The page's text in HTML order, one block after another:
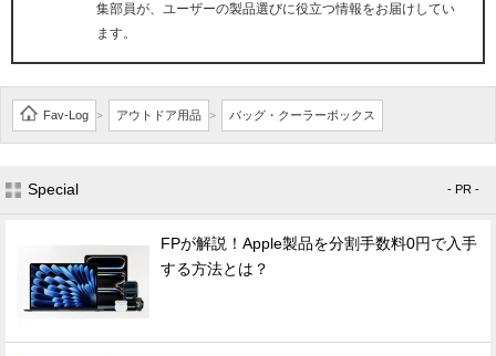
集部員が、ユーザーの製品選びに役立つ情報をお届けしてい
ます。
Fav-Log > アウトドア用品 > バッグ・クーラーボックス
Special - PR -
FPが解説！Apple製品を分割手数料0円で入手
する方法とは？